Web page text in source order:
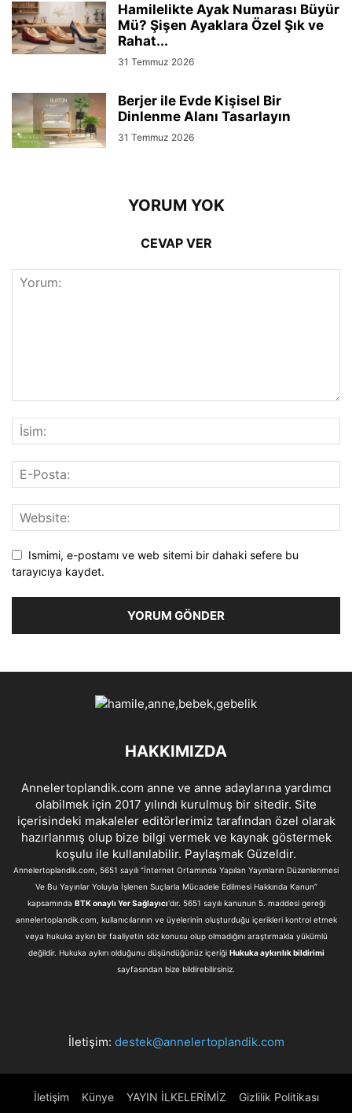
Hamilelikte Ayak Numarası Büyür
Mü? Şişen Ayaklara Özel Şık ve
Rahat...
31 Temmuz 2026
Berjer ile Evde Kişisel Bir
Dinlenme Alanı Tasarlayın
31 Temmuz 2026
YORUM YOK
CEVAP VER
Ismimi, e-postamı ve web sitemi bir dahaki sefere bu
tarayıcıya kaydet.
HAKKIMIZDA
Annelertoplandik.com anne ve anne adaylarına yardımcı
olabilmek için 2017 yılındı kurulmuş bir sitedir. Site
içerisindeki makaleler editörlerimiz tarafından özel olarak
hazırlanmış olup bize bilgi vermek ve kaynak göstermek
koşulu ile kullanılabilir. Paylaşmak Güzeldir.
Annelertoplandik.com, 5651 sayılı “İnternet Ortamında Yapılan Yayınların Düzenlenmesi
Ve Bu Yayınlar Yoluyla İşlenen Suçlarla Mücadele Edilmesi Hakkında Kanun”
kapsamında BTK onaylı Yer Sağlayıcı'dır. 5651 sayılı kanunun 5. maddesi gereği
annelertoplandik.com, kullanıcılarının ve üyelerinin oluşturduğu içerikleri kontrol etmek
veya hukuka aykırı bir faaliyetin söz konusu olup olmadığını araştırmakla yükümlü
değildir. Hukuka aykırı olduğunu düşündüğünüz içeriği Hukuka aykırılık bildirimi
sayfasından bize bildirebilirsiniz.
İletişim: destek@annelertoplandik.com
İletişim Künye YAYIN İLKELERİMİZ Gizlilik Politikası